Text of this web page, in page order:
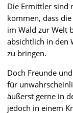
Die Ermittler sind
kommen, dass
im Wald zur Welt
absichtlich in den
zu bringen.
Doch Freunde
für
äußerst gerne in
jedoch in einem